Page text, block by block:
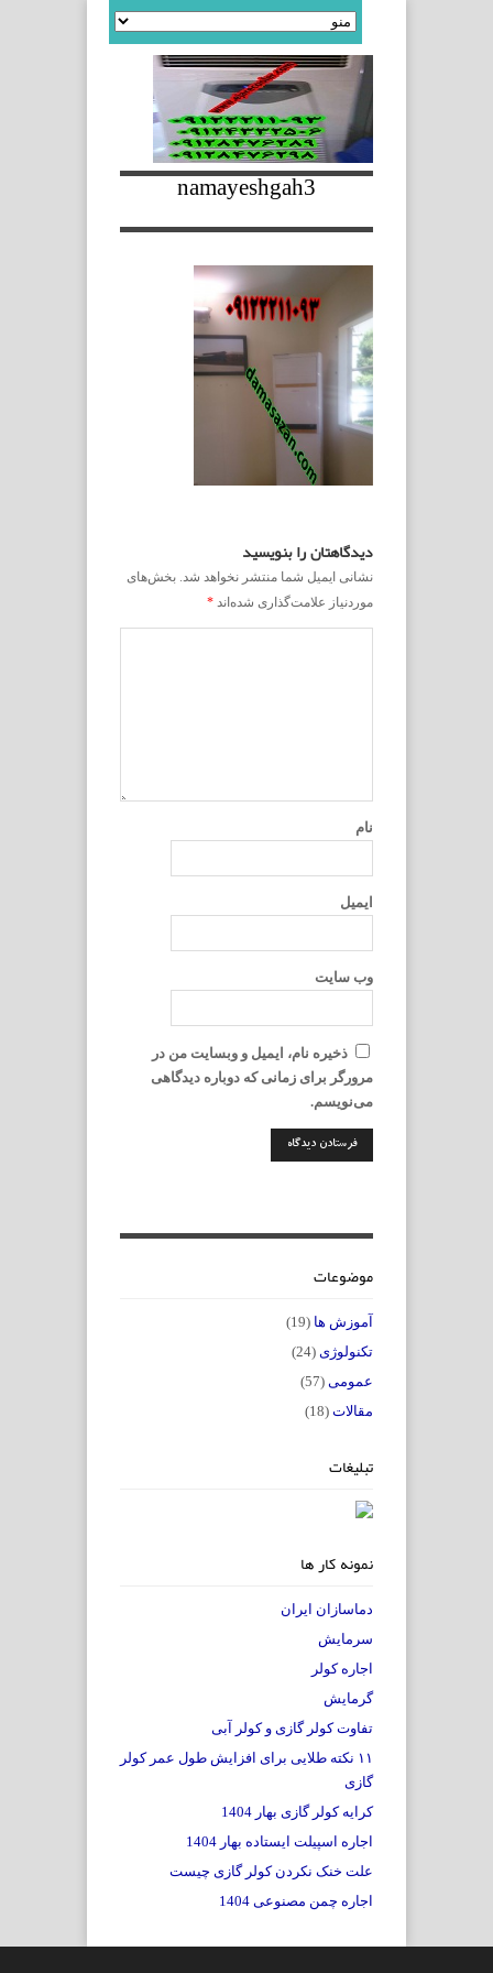
namayeshgah3
دیدگاهتان را بنویسید
نشانی ایمیل شما منتشر نخواهد شد. بخش‌های
موردنیاز علامت‌گذاری شده‌اند*
وب‌ سایت
ذخیره نام، ایمیل و وبسایت من در
مرورگر برای زمانی که دوباره دیدگاهی
می‌نویسم.
موضوعات
آموزش ها (19)
تکنولوژی(24)
عمومی(57)
مقالات(18)
تبلیغات
نمونه کار ها
دماسازان ایران
سرمایش
اجاره کولر
گرمایش
تفاوت کولر گازی و کولر آبی
۱۱ نکته طلایی برای افزایش طول عمر کولر
کرایه کولر گازی بهار 1404
اجاره اسپیلت ایستاده بهار 1404
علت خنک نکردن کولر گازی چیست
اجاره چمن مصنوعی 1404